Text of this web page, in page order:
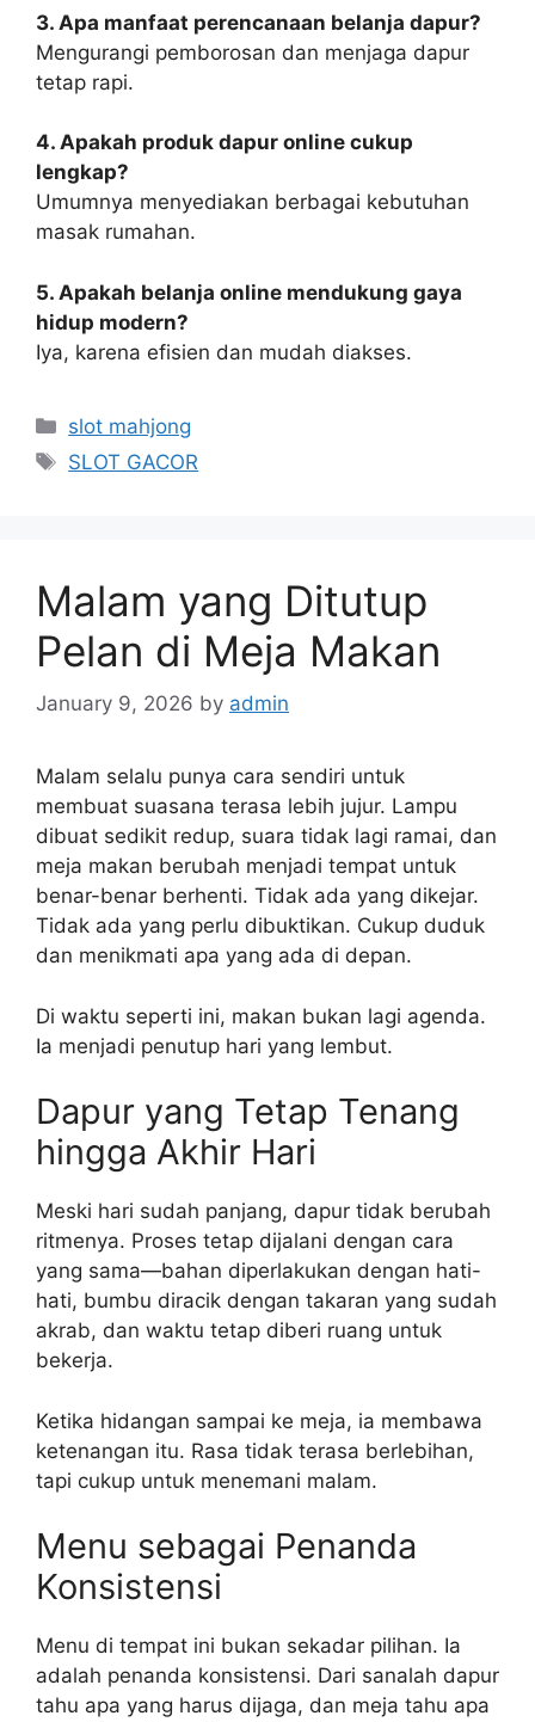
3. Apa manfaat perencanaan belanja dapur?
Mengurangi pemborosan dan menjaga dapur
tetap rapi.
4. Apakah produk dapur online cukup
lengkap?
Umumnya menyediakan berbagai kebutuhan
masak rumahan.
5. Apakah belanja online mendukung gaya
hidup modern?
Iya, karena efisien dan mudah diakses.
Categories
slot mahjong
Tags
SLOT GACOR
Malam yang Ditutup
Pelan di Meja Makan
January 9, 2026 by admin
Malam selalu punya cara sendiri untuk
membuat suasana terasa lebih jujur. Lampu
dibuat sedikit redup, suara tidak lagi ramai, dan
meja makan berubah menjadi tempat untuk
benar-benar berhenti. Tidak ada yang dikejar.
Tidak ada yang perlu dibuktikan. Cukup duduk
dan menikmati apa yang ada di depan.
Di waktu seperti ini, makan bukan lagi agenda.
Ia menjadi penutup hari yang lembut.
Dapur yang Tetap Tenang
hingga Akhir Hari
Meski hari sudah panjang, dapur tidak berubah
ritmenya. Proses tetap dijalani dengan cara
yang sama—bahan diperlakukan dengan hati-
hati, bumbu diracik dengan takaran yang sudah
akrab, dan waktu tetap diberi ruang untuk
bekerja.
Ketika hidangan sampai ke meja, ia membawa
ketenangan itu. Rasa tidak terasa berlebihan,
tapi cukup untuk menemani malam.
Menu sebagai Penanda
Konsistensi
Menu di tempat ini bukan sekadar pilihan. Ia
adalah penanda konsistensi. Dari sanalah dapur
tahu apa yang harus dijaga, dan meja tahu apa